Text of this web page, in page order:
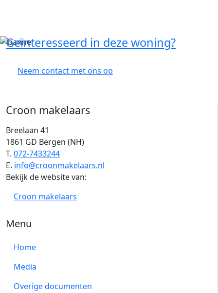
Geïnteresseerd in deze woning?
Neem contact met ons op
Croon makelaars
Breelaan 41
1861 GD Bergen (NH)
T. 072-7433244
E. info@croonmakelaars.nl
Bekijk de website van:
Croon makelaars
Menu
Home
Media
Overige documenten